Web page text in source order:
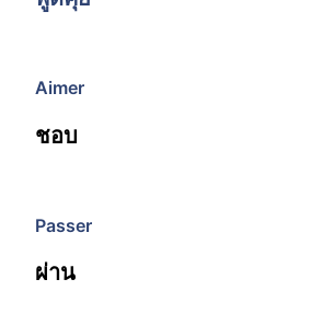
Aimer
ชอบ
Passer
ผ่าน